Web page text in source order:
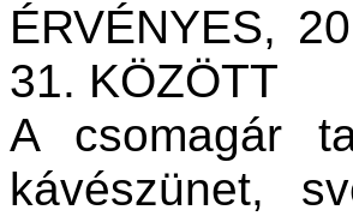
ÉRVÉNYES,
31. KÖZÖTT
A csomagár
kávészünet,